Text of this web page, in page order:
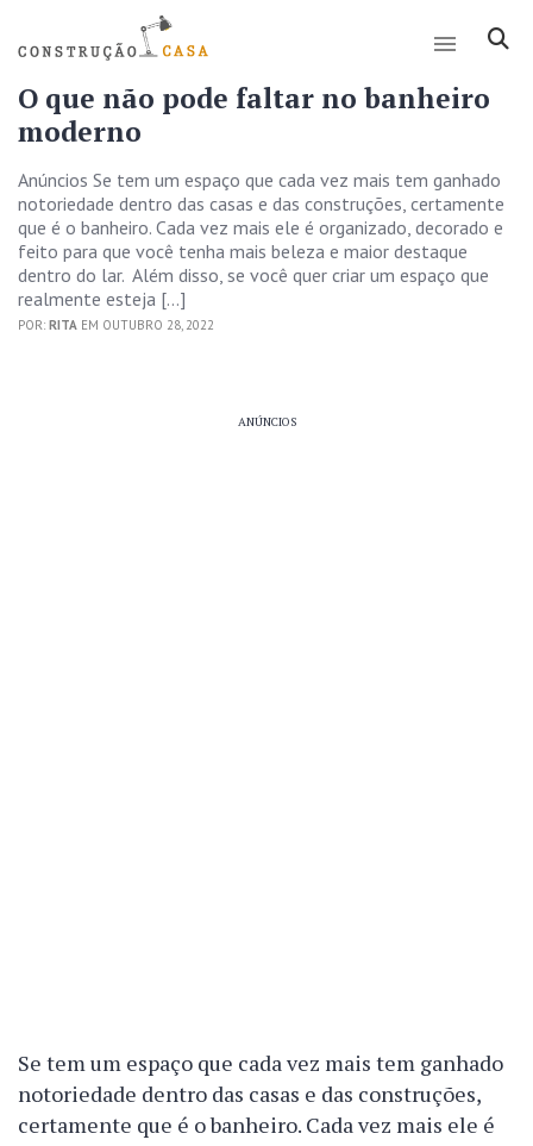
O que não pode faltar no banheiro
moderno
Anúncios Se tem um espaço que cada vez mais tem ganhado
notoriedade dentro das casas e das construções, certamente
que é o banheiro. Cada vez mais ele é organizado, decorado e
feito para que você tenha mais beleza e maior destaque
dentro do lar. Além disso, se você quer criar um espaço que
realmente esteja […]
POR: RITA EM OUTUBRO 28, 2022
ANÚNCIOS
Se tem um espaço que cada vez mais tem ganhado
notoriedade dentro das casas e das construções,
certamente que é o banheiro. Cada vez mais ele é